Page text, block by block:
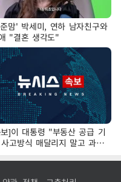
맘' 박세미, 연하 남자친구와
"결혼 생각도"
]이 대통령 "부동산 공급 기
고방식 매달리지 말고 과감
천"